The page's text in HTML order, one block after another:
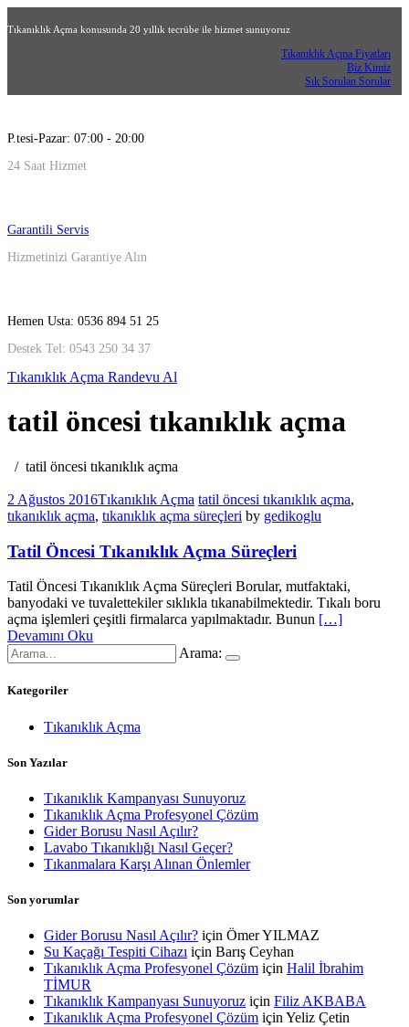
Tıkanıklık Açma konusunda 20 yıllık tecrübe ile hizmet sunuyoruz
Tıkanıklık Açma Fiyatları
Biz Kimiz
Sık Sorulan Sorular
P.tesi-Pazar: 07:00 - 20:00
24 Saat Hizmet
Garantili Servis
Hizmetinizi Garantiye Alın
Hemen Usta: 0536 894 51 25
Destek Tel: 0543 250 34 37
Tıkanıklık Açma Randevu Al
tatil öncesi tıkanıklık açma
tatil öncesi tıkanıklık açma
2 Ağustos 2016Tıkanıklık Açma tatil öncesi tıkanıklık açma,
tıkanıklık açma, tıkanıklık açma süreçleri by gedikoglu
Tatil Öncesi Tıkanıklık Açma Süreçleri
Tatil Öncesi Tıkanıklık Açma Süreçleri Borular, mutfaktaki,
banyodaki ve tuvalettekiler sıklıkla tıkanabilmektedir. Tıkalı boru
açma işlemleri çeşitli firmalarca yapılmaktadır. Bunun […]
Devamını Oku
Arama:
Kategoriler
Tıkanıklık Açma
Son Yazılar
Tıkanıklık Kampanyası Sunuyoruz
Tıkanıklık Açma Profesyonel Çözüm
Gider Borusu Nasıl Açılır?
Lavabo Tıkanıklığı Nasıl Geçer?
Tıkanmalara Karşı Alınan Önlemler
Son yorumlar
Gider Borusu Nasıl Açılır? için Ömer YILMAZ
Su Kaçağı Tespiti Cihazı için Barış Ceyhan
Tıkanıklık Açma Profesyonel Çözüm için Halil İbrahim
TİMUR
Tıkanıklık Kampanyası Sunuyoruz için Filiz AKBABA
Tıkanıklık Açma Profesyonel Çözüm için Yeliz Çetin